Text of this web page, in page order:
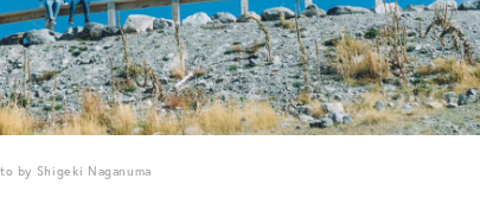
by Shigeki Naganuma